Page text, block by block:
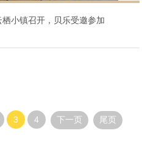
小镇召开，贝乐受邀参加
3 4 下一页 尾页